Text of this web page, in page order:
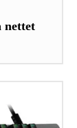
nettet